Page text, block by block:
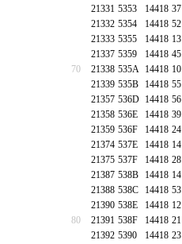
21331 5353 14418 37
21332 5354 14418 52
21333 5355 14418 13
21337 5359 14418 45
70
21338 535A 14418 10
21339 535B 14418 55
21357 536D 14418 56
21358 536E 14418 39
21359 536F 14418 24
21374 537E 14418 14
21375 537F 14418 28
21387 538B 14418 14
21388 538C 14418 53
21390 538E 14418 12
80
21391 538F 14418 21
21392 5390 14418 23